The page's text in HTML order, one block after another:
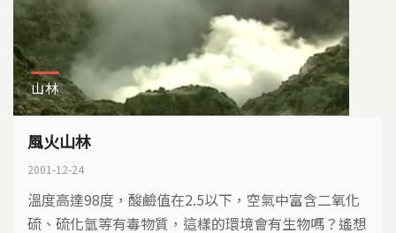
山林
風火山林
2001-12-24
溫度高達98度，酸鹼值在2.5以下，空氣中富含二氧化
硫、硫化氫等有毒物質，這樣的環境會有生物嗎？遙想